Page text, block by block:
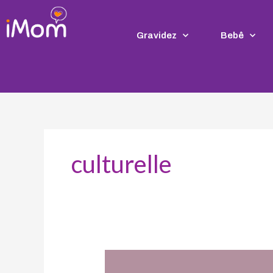
para
Gravidez Bebê
culturelle